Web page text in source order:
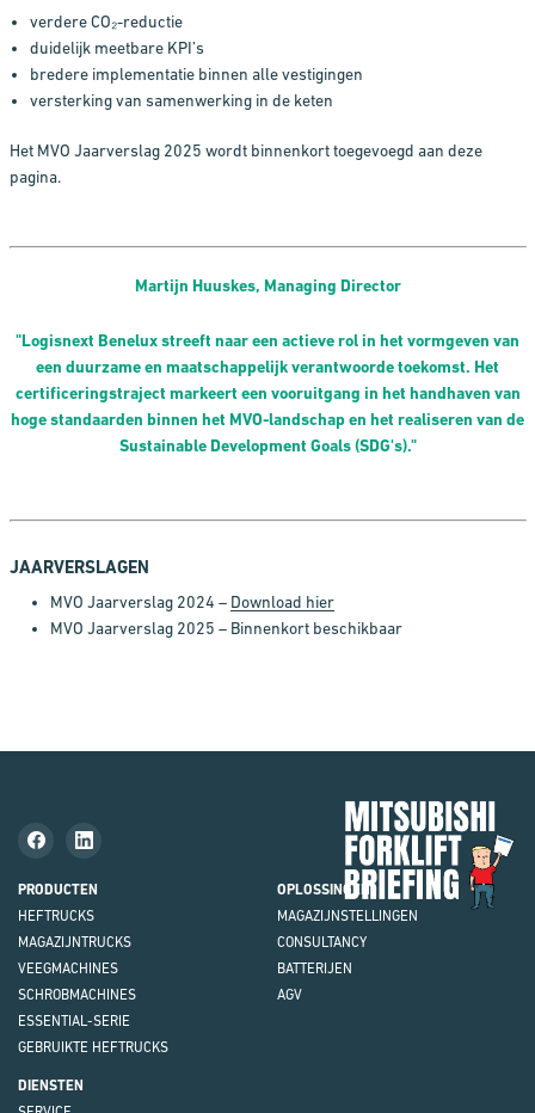
verdere CO₂-reductie
duidelijk meetbare KPI’s
bredere implementatie binnen alle vestigingen
versterking van samenwerking in de keten
Het MVO Jaarverslag 2025 wordt binnenkort toegevoegd aan deze
pagina.
Martijn Huuskes, Managing Director
"Logisnext Benelux streeft naar een actieve rol in het vormgeven van
een duurzame en maatschappelijkverantwoorde toekomst. Het
certificeringstraject markeert een vooruitgang in het handhaven van
hoge standaarden binnen het MVO-landschap en het realiseren van de
Sustainable Development Goals (SDG's)."
JAARVERSLAGEN
MVO Jaarverslag 2024 – Download hier
MVO Jaarverslag 2025 – Binnenkort beschikbaar
PRODUCTEN
HEFTRUCKS
MAGAZIJNTRUCKS
VEEGMACHINES
SCHROBMACHINES
ESSENTIAL-SERIE
GEBRUIKTE HEFTRUCKS
OPLOSSINGEN
MAGAZIJNSTELLINGEN
CONSULTANCY
BATTERIJEN
AGV
DIENSTEN